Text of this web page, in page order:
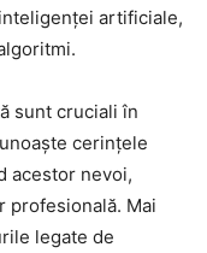
artificiale,
sunt cruciali în
cerințele
acestor nevoi,
profesională. Mai
legate de